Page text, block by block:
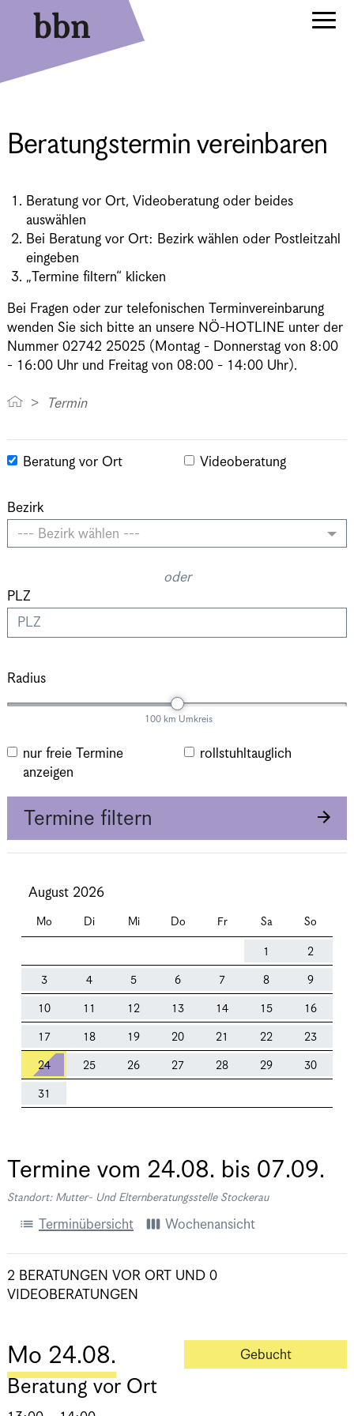
Beratungstermin vereinbaren
Beratung vor Ort, Videoberatung oder beides
auswählen
Bei Beratung vor Ort: Bezirk wählen oder Postleitzahl
eingeben
„Termine filtern“ klicken
Bei Fragen oder zur telefonischen Terminvereinbarung
wenden Sie sich bitte an unsere NÖ-HOTLINE unter der
Nummer 02742 25025 (Montag - Donnerstag von 8:00
- 16:00 Uhr und Freitag von 08:00 - 14:00 Uhr).
Termin
Beratung vor Ort Videoberatung
Bezirk
--- Bezirk wählen ---
oder
PLZ
Radius
100 km Umkreis
nur freie Termine
anzeigen
rollstuhltauglich
Termine filtern
August 2026
Mo Di Mi Do Fr Sa So
1 2
3 4 5 6 7 8 9
10 11 12 13 14 15 16
17 18 19 20 21 22 23
24 25 26 27 28 29 30
31
Termine vom 24.08. bis 07.09.
Standort: Mutter- Und Elternberatungsstelle Stockerau
list Terminübersicht view_week Wochenansicht
2 BERATUNGEN VOR ORT UND 0
VIDEOBERATUNGEN
Mo 24.08. Gebucht
Beratung vor Ort